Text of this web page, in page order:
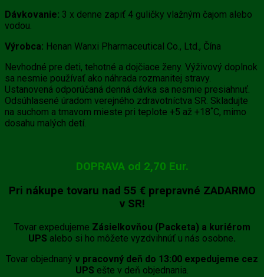
Dávkovanie: 3 x denne zapiť 4 guličky vlažným čajom alebo
vodou.
Výrobca: Henan Wanxi Pharmaceutical Co., Ltd., Čína
Nevhodné pre deti, tehotné a dojčiace ženy. Výživový doplnok
sa nesmie používať ako náhrada rozmanitej stravy.
Ustanovená odporúčaná denná dávka sa nesmie presiahnuť.
Odsúhlasené úradom verejného zdravotníctva SR. Skladujte
na suchom a tmavom mieste pri teplote +5 až +18˚C, mimo
dosahu malých detí.
DOPRAVA od 2,70 Eur.
Pri nákupe tovaru nad 55 € prepravné ZADARMO
v SR!
Tovar expedujeme Zásielkovňou (Packeta) a kuriérom
UPS alebo si ho môžete vyzdvihnúť u nás osobne.
Tovar objednaný v pracovný deň do 13:00 expedujeme cez
UPS ešte v deň objednania.